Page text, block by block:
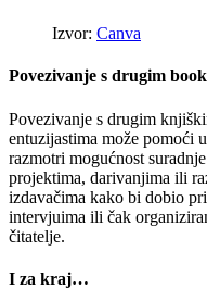
Izvor: Canva
Povezivanje s drugim
Povezivanje s drugim
entuzijastima može pomoći
razmotri mogućnost
projektima, darivanjima ili
izdavačima kako bi dobio
intervjuima ili čak
čitatelje.
I za kraj…